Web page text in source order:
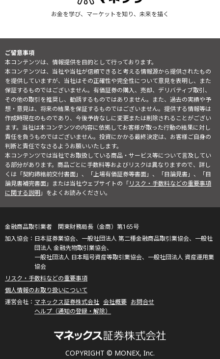
お金を学び、マーケットを知り、未来を描く
ご留意事項
本コンテンツは、情報提供を目的として行っております。
本コンテンツは、当社や当社が信頼できると考える情報源から提供されたもの
を提供していますが、当社はその正確性や完全性について意見を表明し、また
保証するものではございません。有価証券の購入、売却、デリバティブ取引、
その他の取引を推奨し、勧誘するものではありません。また、過去の実績や予
想・意見は、将来の結果を保証するものではございません。提供する情報等は
作成時現在のものであり、今後予告なしに変更または削除されることがござい
ます。当社は本コンテンツの内容に依拠してお客様が取った行動の結果に対し
責任を負うものではございません。投資にかかる最終決定は、お客様ご自身の
判断と責任でなさるようお願いいたします。
本コンテンツでは当社でお取扱している商品・サービス等について言及してい
る部分があります。商品ごとに手数料等およびリスクは異なりますので、詳し
くは「契約締結前交付書面」、「上場有価証券等書面」、「目論見書」、「目
論見書補完書面」または当社ウェブサイトの「リスク・手数料などの重要事項
に関する説明」をよくお読みください。
COPYRIGHT © MONEX, Inc.
金融商品取引業者 関東財務局長（金商）第165号
日本証券業協会、一般社団法人 第二種金融商品取引業協会、一般社
団法人 金融先物取引業協会、
一般社団法人 日本暗号資産等取引業協会、一般社団法人 資産運用業
協会
リスク・手数料などの重要事項
個人情報のお取り扱いについて
マネックス証券株式会社 会社概要 お問合せ
ヘルプ（通知の登録・解除）